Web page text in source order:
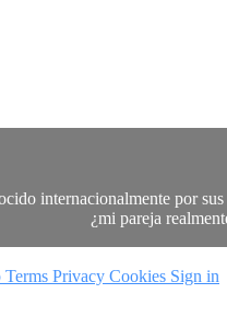
internacionalmente por
¿mi pareja
Terms Privacy Cookies Sign in